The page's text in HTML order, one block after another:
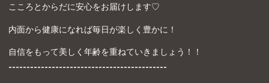
こころとからだに安心をお届けします♡
内面から健康になれば毎日が楽しく豊かに！
自信をもって美しく年齢を重ねていきましょう！！
============================================